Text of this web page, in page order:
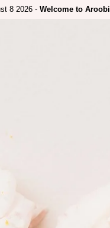
8 2026 - Welcome to Aroobi